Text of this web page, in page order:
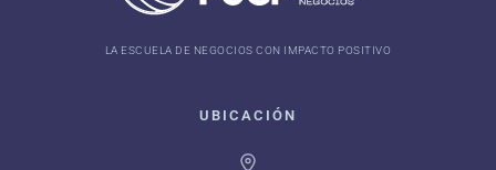
LA ESCUELA DE NEGOCIOS CON IMPACTO POSITIVO
UBICACIÓN